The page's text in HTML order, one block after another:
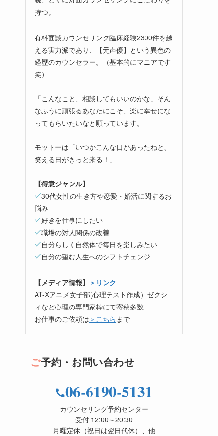
持つ。
有料面談カウンセリング臨床経験2300件を越
える実力派であり、【元声優】という異色の
経歴のカウンセラー。（基本的にマニアです
笑）
「こんなこと、相談してもいいのかな」そん
なふうに頑張るあなたにこそ、楽に幸せにな
ってもらいたいなと願っています。
モットーは「いつかこんな日があったねと、
笑える日がきっと来る！」
【得意ジャンル】
30代女性の生き方や恋愛・婚活に関するお
悩み
好きを仕事にしたい
職場の対人関係の改善
自分らしく自然体で毎日を楽しみたい
自分の望む人生へのシフトチェンジ
【メディア情報】 ＞リンク
AT-Xアニメ女子部(心理テスト作成）ゼクシ
ィなど心理の専門家枠にて寄稿多数
お仕事のご依頼は ＞こちら まで
ご予約・お問い合わせ
06-6190-5131
カウンセリング予約センター
受付 12:00～20:30
月曜定休（祝日は翌日代休）、他